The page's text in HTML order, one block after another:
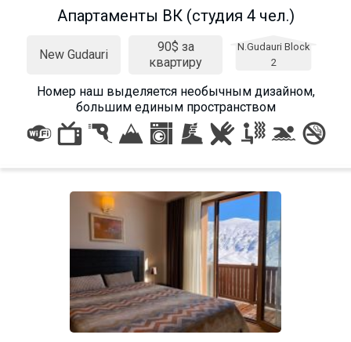
Апартаменты ВК (студия 4 чел.)
New Gudauri
90$ за
квартиру
N.Gudauri Block
2
Номер наш выделяется необычным дизайном,
большим единым пространством